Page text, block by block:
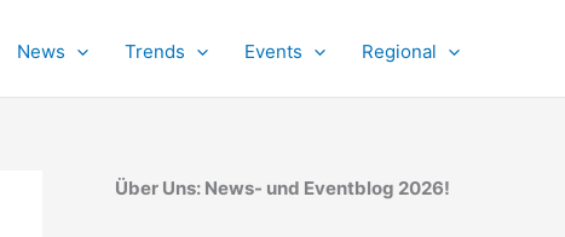
News Trends Events Regional
Über Uns: News- und Eventblog 2026!